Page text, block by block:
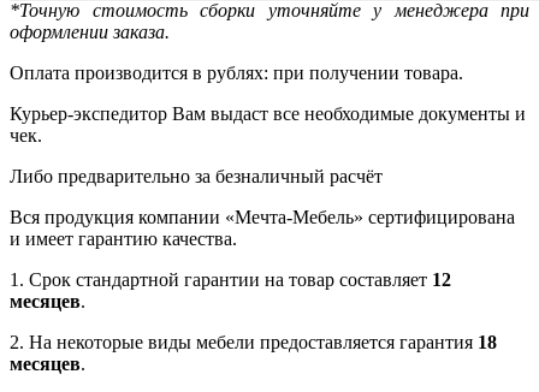
*Точную стоимость сборки уточняйте у менеджера при
оформлении заказа.
Оплата производится в рублях: при получении товара.
Курьер-экспедитор Вам выдаст все необходимые документы и
чек.
Либо предварительно за безналичный расчёт
Вся продукция компании «Мечта-Мебель» сертифицирована
и имеет гарантию качества.
1. Срок стандартной гарантии на товар составляет 12
месяцев.
2. На некоторые виды мебели предоставляется гарантия 18
месяцев.